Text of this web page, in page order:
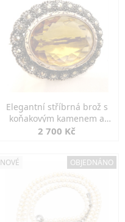
Elegantní stříbrná brož s
koňakovým kamenem a
markazity
2 700 Kč
NOVÉ OBJEDNÁNO